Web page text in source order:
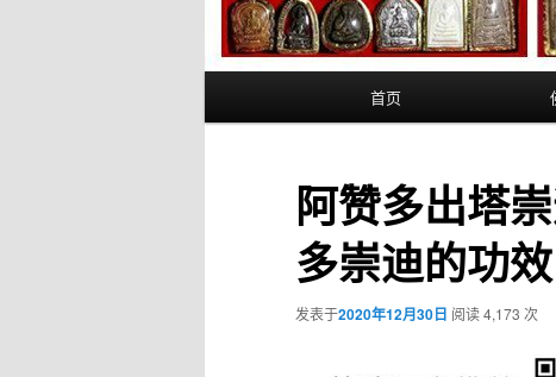
首页
阿赞多出塔
多崇迪的功效
发表于2020年12月30日 阅读 4,173 次